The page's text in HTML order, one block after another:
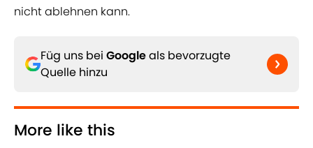
nicht ablehnen kann.
Füg uns bei Googleals bevorzugte
Quelle hinzu
More like this